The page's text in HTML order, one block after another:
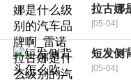
拉古娜
[05-04]
短发侧
[05-04]